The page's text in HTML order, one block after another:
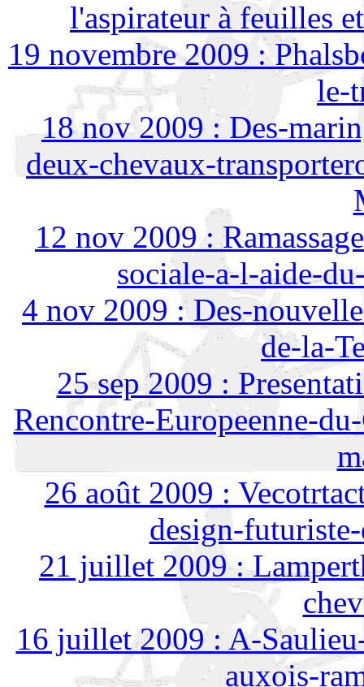
l'aspirateur à feuilles
19 novembre 2009 :
le-
18 nov 2009 : Des-
deux-chevaux-
12 nov 2009 :
sociale-a-l-aide-
4 nov 2009 : Des-
de-la-
25 sep 2009 :
Rencontre-Europeenne-
26 août 2009 :
design-
21 juillet 2009 :
16 juillet 2009 : A-
auxois-